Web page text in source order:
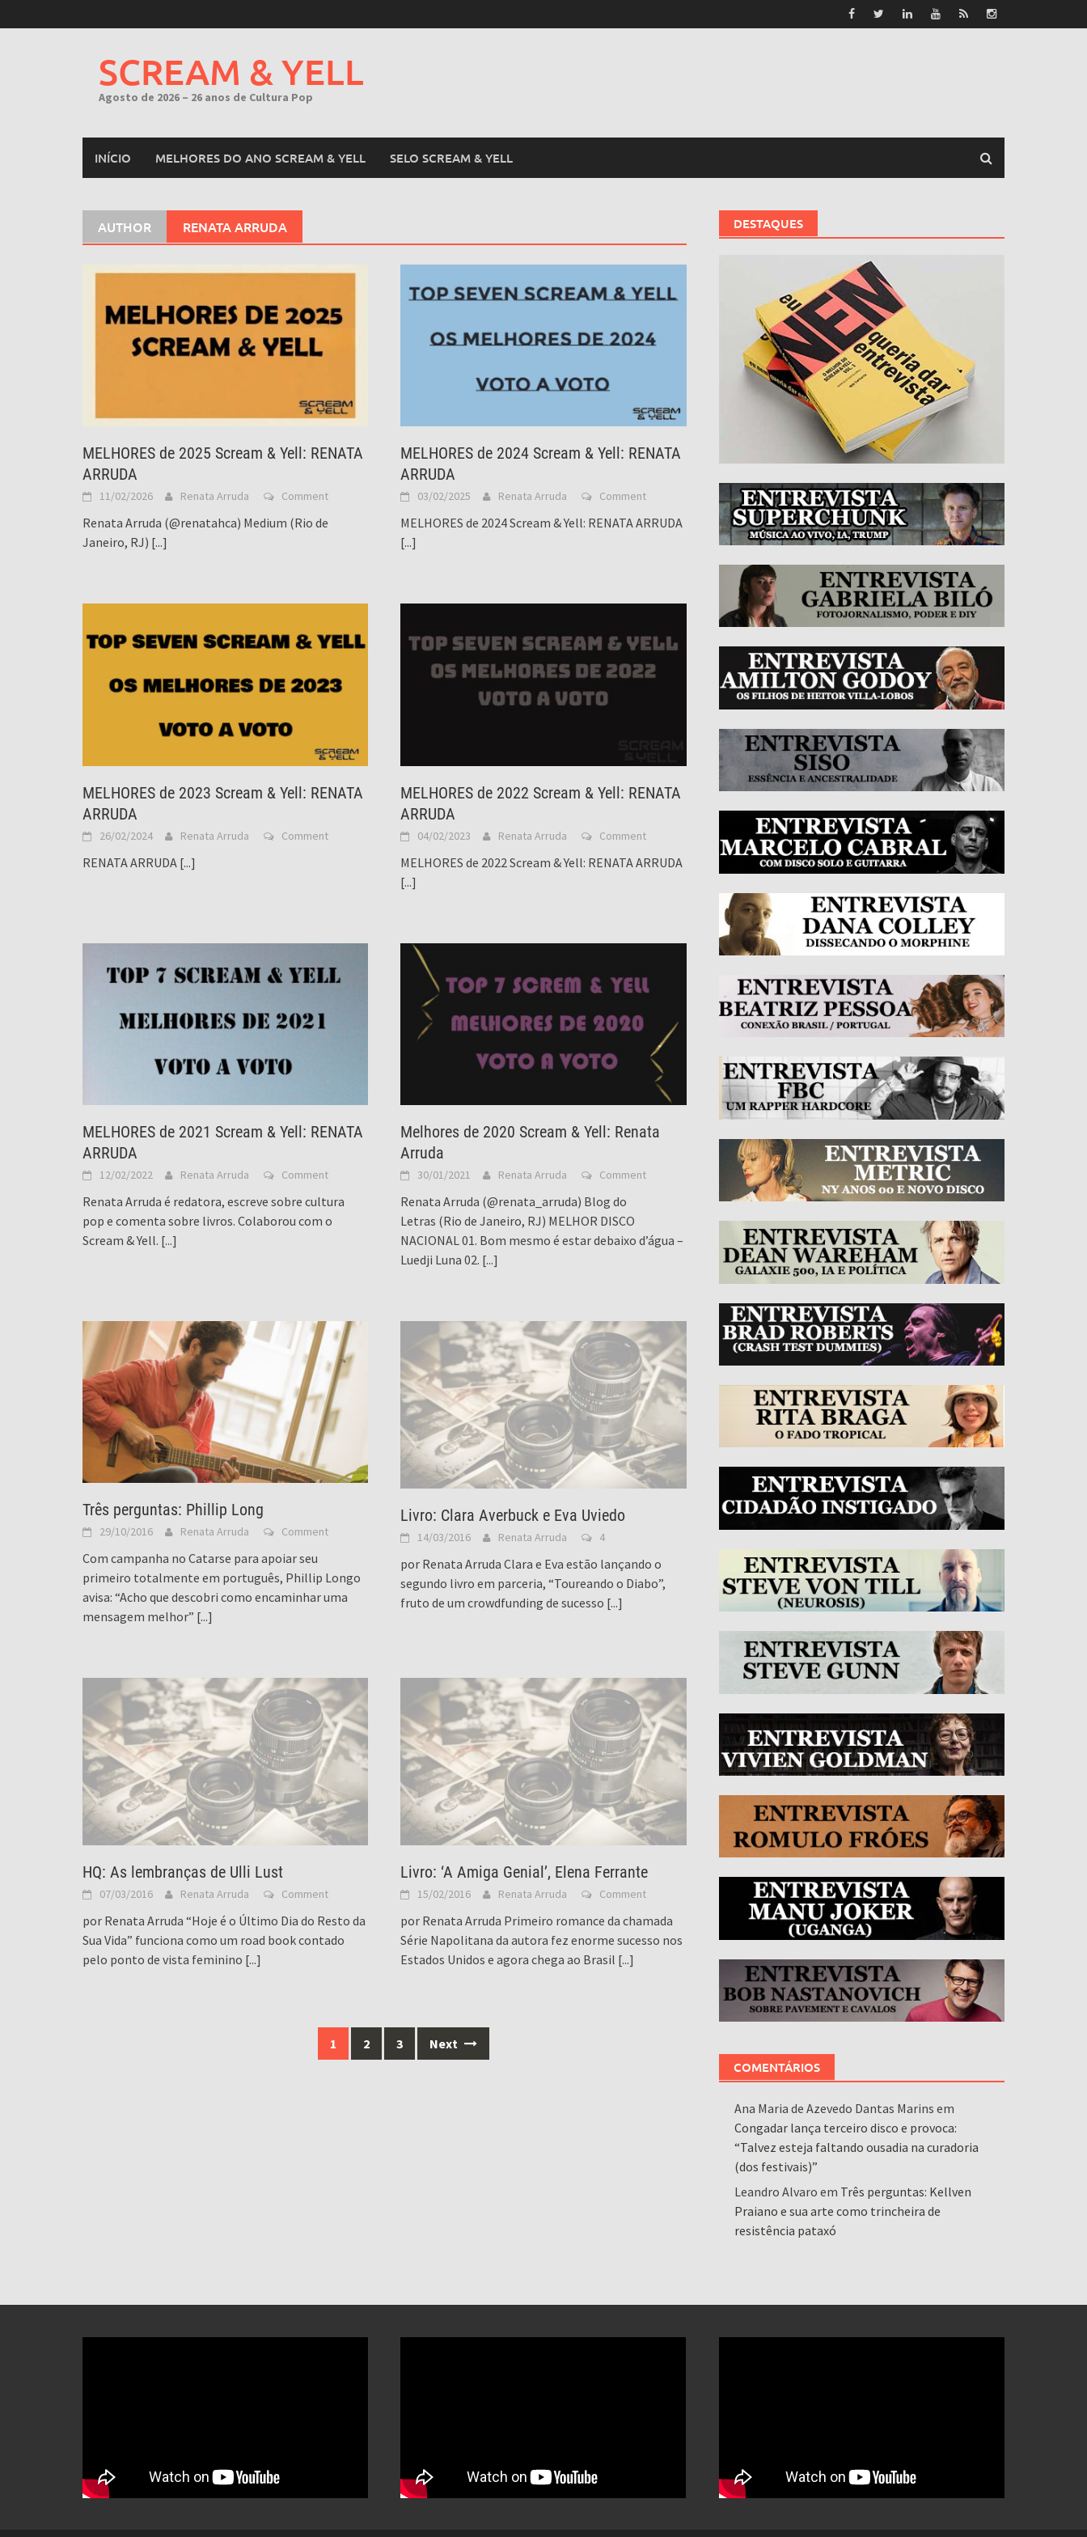
to
SCREAM & YELL
Agosto de 2026 – 26 anos de Cultura Pop
INÍCIO MELHORES DO ANO SCREAM & YELL SELO SCREAM & YELL
AUTHOR RENATA ARRUDA
MELHORES de 2025 Scream & Yell: RENATA
ARRUDA
11/02/2026 Renata Arruda Comment
Renata Arruda (@renatahca) Medium (Rio de
Janeiro, RJ) [...]
MELHORES de 2024 Scream & Yell: RENATA
ARRUDA
03/02/2025 Renata Arruda Comment
MELHORES de 2024 Scream & Yell: RENATA ARRUDA
[...]
MELHORES de 2023 Scream & Yell: RENATA
ARRUDA
26/02/2024 Renata Arruda Comment
RENATA ARRUDA [...]
MELHORES de 2022 Scream & Yell: RENATA
ARRUDA
04/02/2023 Renata Arruda Comment
MELHORES de 2022 Scream & Yell: RENATA ARRUDA
[...]
MELHORES de 2021 Scream & Yell: RENATA
ARRUDA
12/02/2022 Renata Arruda Comment
Renata Arruda é redatora, escreve sobre cultura
pop e comenta sobre livros. Colaborou com o
Scream & Yell. [...]
Melhores de 2020 Scream & Yell: Renata
Arruda
30/01/2021 Renata Arruda Comment
Renata Arruda (@renata_arruda) Blog do
Letras (Rio de Janeiro, RJ) MELHOR DISCO
NACIONAL 01. Bom mesmo é estar debaixo d’água –
Luedji Luna 02. [...]
Três perguntas: Phillip Long
29/10/2016 Renata Arruda Comment
Com campanha no Catarse para apoiar seu
primeiro totalmente em português, Phillip Longo
avisa: “Acho que descobri como encaminhar uma
mensagem melhor” [...]
Livro: Clara Averbuck e Eva Uviedo
14/03/2016 Renata Arruda 4
por Renata Arruda Clara e Eva estão lançando o
segundo livro em parceria, “Toureando o Diabo”,
fruto de um crowdfunding de sucesso [...]
HQ: As lembranças de Ulli Lust
07/03/2016 Renata Arruda Comment
por Renata Arruda “Hoje é o Último Dia do Resto da
Sua Vida” funciona como um road book contado
pelo ponto de vista feminino [...]
Livro: ‘A Amiga Genial’, Elena Ferrante
15/02/2016 Renata Arruda Comment
por Renata Arruda Primeiro romance da chamada
Série Napolitana da autora fez enorme sucesso nos
Estados Unidos e agora chega ao Brasil [...]
1 2 3 Next
DESTAQUES
COMENTÁRIOS
Ana Maria de Azevedo Dantas Marins em
Congadar lança terceiro disco e provoca:
“Talvez esteja faltando ousadia na curadoria
(dos festivais)”
Leandro Alvaro em Três perguntas: Kellven
Praiano e sua arte como trincheira de
resistência pataxó